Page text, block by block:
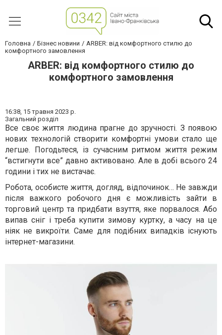
Головна Бізнес новини
ARBER: від комфортного стилю до
комфортного замовлення
ARBER: від комфортного стилю до
комфортного замовлення
16:38, 15 травня 2023 р.
Загальний розділ
Все своє життя людина прагне до зручності. З появою
нових технологій створити комфортні умови стало ще
легше. Погодьтеся, із сучасним ритмом життя режим
“встигнути все” давно активовано. Але в добі всього 24
години і тих не вистачає.
Робота, особисте життя, догляд, відпочинок… Не завжди
після важкого робочого дня є можливість зайти в
торговий центр та придбати взуття, яке порвалося. Або
випав сніг і треба купити зимову куртку, а часу на це
ніяк не викроїти. Саме для подібних випадків існують
інтернет-магазини.